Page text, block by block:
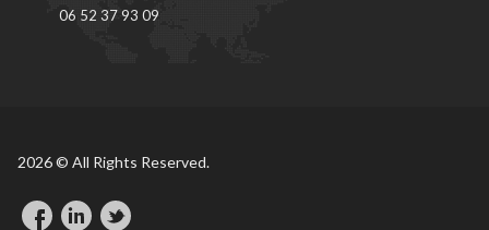
06 52 37 93 09
2026 © All Rights Reserved.